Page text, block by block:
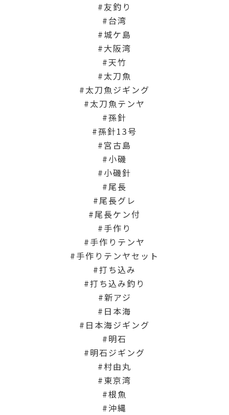
友釣り
台湾
城ケ島
大阪湾
天竹
太刀魚
太刀魚ジギング
太刀魚テンヤ
孫針
孫針13号
宮古島
小磯
小磯針
尾長
尾長グレ
尾長ケン付
手作り
手作りテンヤ
手作りテンヤセット
打ち込み
打ち込み釣り
新アジ
日本海
日本海ジギング
明石
明石ジギング
村由丸
東京湾
根魚
沖縄